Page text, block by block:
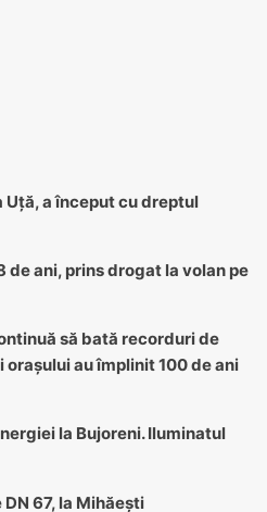
a început cu dreptul
de ani, prins drogat la volan pe
să bată recorduri de
au împlinit 100 de ani
la Bujoreni. Iluminatul
DN 67, la Mihăești